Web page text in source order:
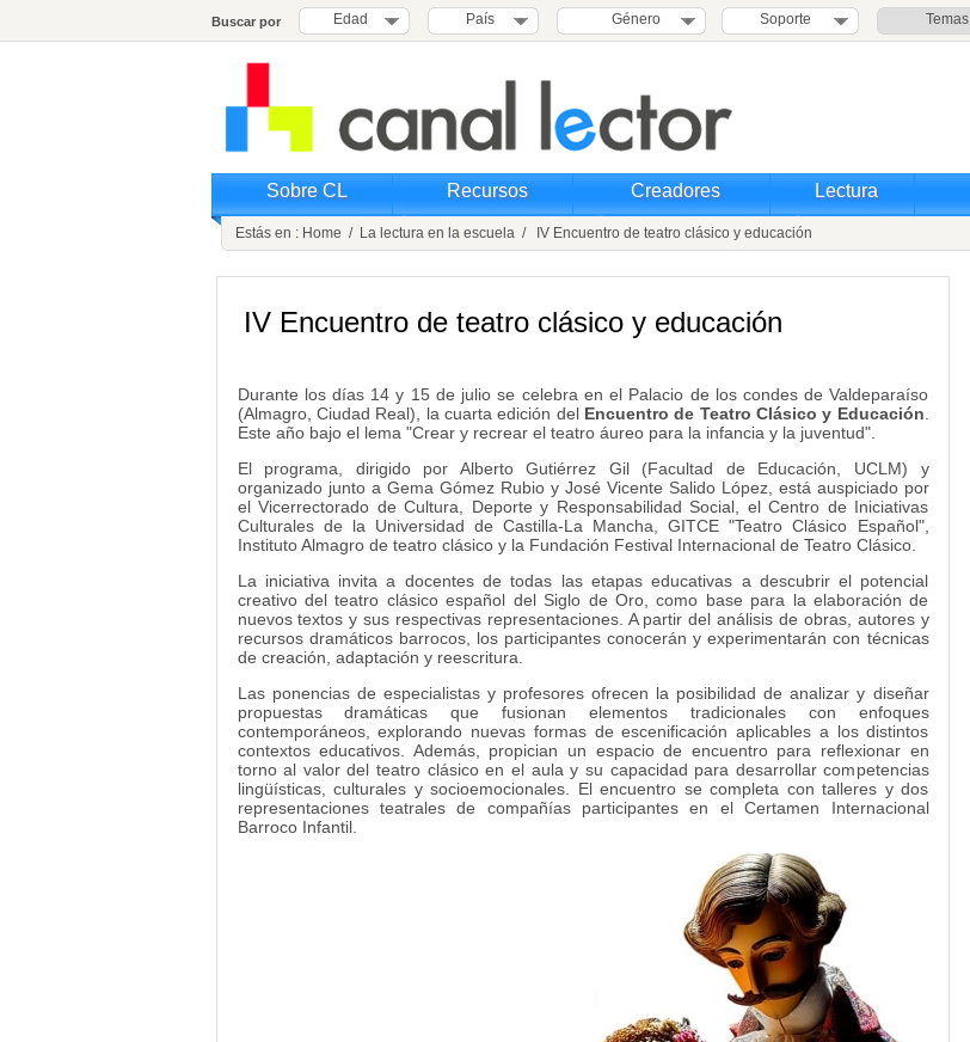
Buscar por Edad País Género Soporte Temas
Sobre CL Recursos Creadores Lectura
Estás en : Home / La lectura en la escuela / IV Encuentro de teatro clásico y educación
IV Encuentro de teatro clásico y educación
Durante los días 14 y 15 de julio se celebra en el Palacio de los condes de Valdeparaíso
(Almagro, Ciudad Real), la cuarta edición del Encuentro de Teatro Clásico y Educación
Este año bajo el lema "Crear y recrear el teatro áureo para la infancia y la juventud".
El programa, dirigido por Alberto Gutiérrez Gil (Facultad de Educación, UCLM) y
organizado junto a Gema Gómez Rubio y José Vicente Salido López, está auspiciado por
el Vicerrectorado de Cultura, Deporte y Responsabilidad Social, el Centro de Iniciativas
Culturales de la Universidad de Castilla-La Mancha, GITCE "Teatro Clásico Español",
Instituto Almagro de teatro clásico y la Fundación Festival Internacional de Teatro Clásico.
La iniciativa invita a docentes de todas las etapas educativas a descubrir el potencial
creativo del teatro clásico español del Siglo de Oro, como base para la elaboración de
nuevos textos y sus respectivas representaciones. A partir del análisis de obras, autores y
recursos dramáticos barrocos, los participantes conocerán y experimentarán con técnicas
de creación, adaptación y reescritura.
Las ponencias de especialistas y profesores ofrecen la posibilidad de analizar y diseñar
propuestas dramáticas que fusionan elementos tradicionales con enfoques
contemporáneos, explorando nuevas formas de escenificación aplicables a los distintos
contextos educativos. Además, propician un espacio de encuentro para reflexionar en
torno al valor del teatro clásico en el aula y su capacidad para desarrollar competencias
lingüísticas, culturales y socioemocionales. El encuentro se completa con talleres y dos
representaciones teatrales de compañías participantes en el Certamen Internacional
Barroco Infantil.